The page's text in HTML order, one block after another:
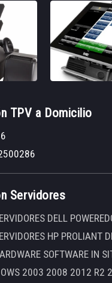
TPV a Domicilio
Servidores
DELL
HP PROLIANT
SOFTWARE IN
2003 2008 2012 R2